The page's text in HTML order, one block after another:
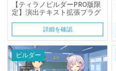
【ティラノビルダーPRO版限
定】演出テキスト拡張プラグ
詳細を確認
ビルダー